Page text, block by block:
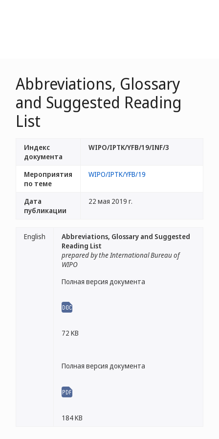
Abbreviations, Glossary
and Suggested Reading
List
Индекс
документа
WIPO/IPTK/YFB/19/INF/3
Мероприятия
по теме
WIPO/IPTK/YFB/19
Дата
публикации
22 мая 2019 г.
English
Abbreviations, Glossary and Suggested
Reading List
prepared by the International Bureau of
WIPO
Полная версия документа
72 KB
Полная версия документа
184 KB